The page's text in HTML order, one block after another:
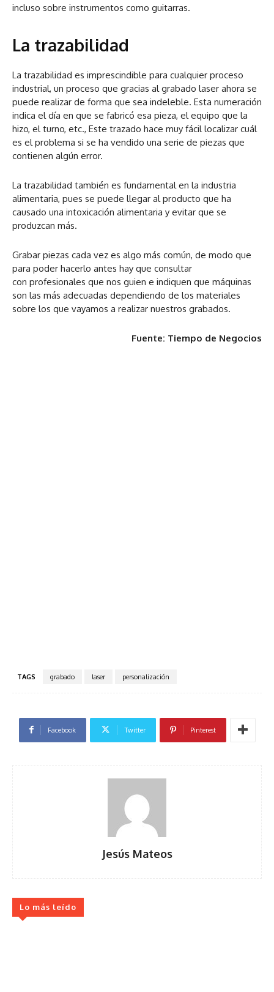
incluso sobre instrumentos como guitarras.
La trazabilidad
La trazabilidad es imprescindible para cualquier proceso
industrial, un proceso que gracias al grabado laser ahora se
puede realizar de forma que sea indeleble. Esta numeración
indica el día en que se fabricó esa pieza, el equipo que la
hizo, el turno, etc., Este trazado hace muy fácil localizar cuál
es el problema si se ha vendido una serie de piezas que
contienen algún error.
La trazabilidad también es fundamental en la industria
alimentaria, pues se puede llegar al producto que ha
causado una intoxicación alimentaria y evitar que se
produzcan más.
Grabar piezas cada vez es algo más común, de modo que
para poder hacerlo antes hay que consultar
con profesionales que nos guien e indiquen que máquinas
son las más adecuadas dependiendo de los materiales
sobre los que vayamos a realizar nuestros grabados.
Fuente: Tiempo de Negocios
TAGS grabado laser personalización
Facebook Twitter Pinterest
Jesús Mateos
Lo más leído